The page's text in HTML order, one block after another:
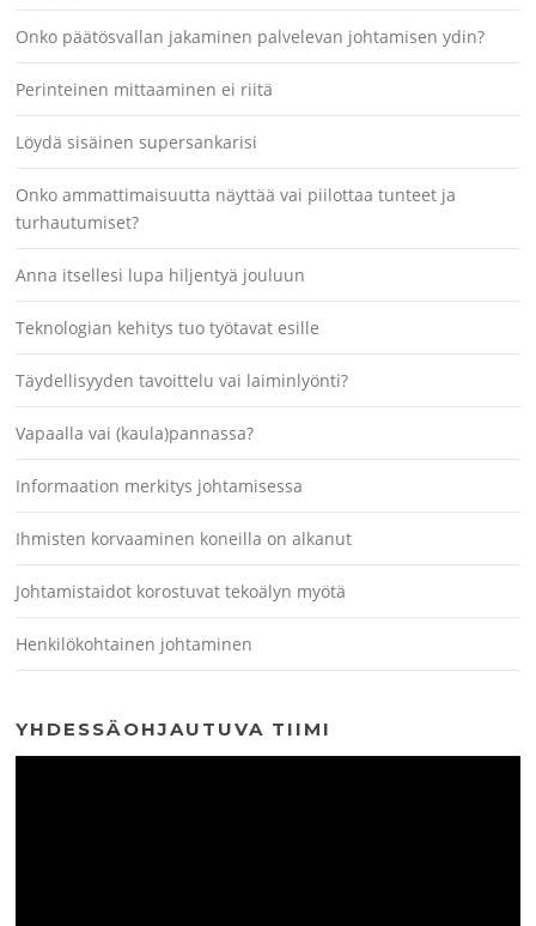
Onko päätösvallan jakaminen palvelevan johtamisen ydin?
Perinteinen mittaaminen ei riitä
Löydä sisäinen supersankarisi
Onko ammattimaisuutta näyttää vai piilottaa tunteet ja
turhautumiset?
Anna itsellesi lupa hiljentyä jouluun
Teknologian kehitys tuo työtavat esille
Täydellisyyden tavoittelu vai laiminlyönti?
Vapaalla vai (kaula)pannassa?
Informaation merkitys johtamisessa
Ihmisten korvaaminen koneilla on alkanut
Johtamistaidot korostuvat tekoälyn myötä
Henkilökohtainen johtaminen
YHDESSÄOHJAUTUVA TIIMI